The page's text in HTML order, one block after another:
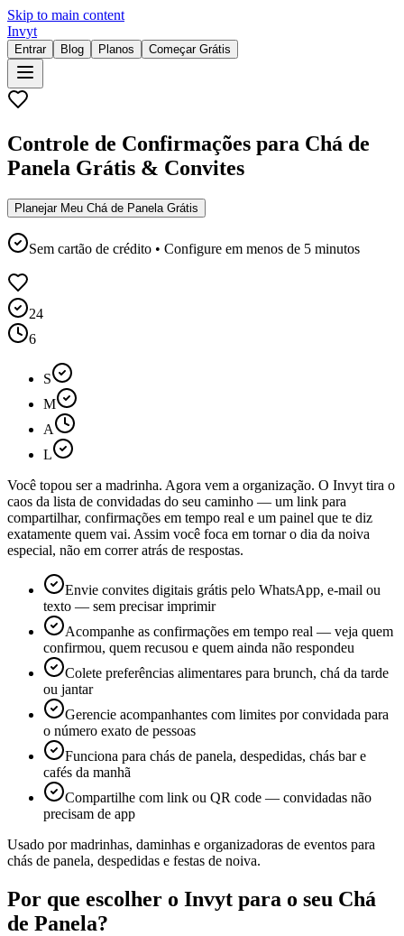
Skip to main content
Invyt
Entrar Blog Planos Começar Grátis
Controle de Confirmações para Chá de
Panela Grátis & Convites
Planejar Meu Chá de Panela Grátis
Sem cartão de crédito • Configure em menos de 5 minutos
24
6
S
M
A
L
Você topou ser a madrinha. Agora vem a organização. O Invyt tira o
caos da lista de convidadas do seu caminho — um link para
compartilhar, confirmações em tempo real e um painel que te diz
exatamente quem vai. Assim você foca em tornar o dia da noiva
especial, não em correr atrás de respostas.
Envie convites digitais grátis pelo WhatsApp, e-mail ou
texto — sem precisar imprimir
Acompanhe as confirmações em tempo real — veja quem
confirmou, quem recusou e quem ainda não respondeu
Colete preferências alimentares para brunch, chá da tarde
ou jantar
Gerencie acompanhantes com limites por convidada para
o número exato de pessoas
Funciona para chás de panela, despedidas, chás bar e
cafés da manhã
Compartilhe com link ou QR code — convidadas não
precisam de app
Usado por madrinhas, daminhas e organizadoras de eventos para
chás de panela, despedidas e festas de noiva.
Por que escolher o Invyt para o seu Chá
de Panela?